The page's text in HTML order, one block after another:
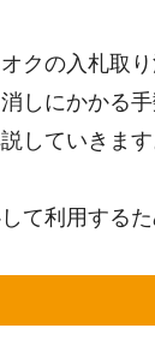
クの入札取
しにかかる
していきます
て利用する